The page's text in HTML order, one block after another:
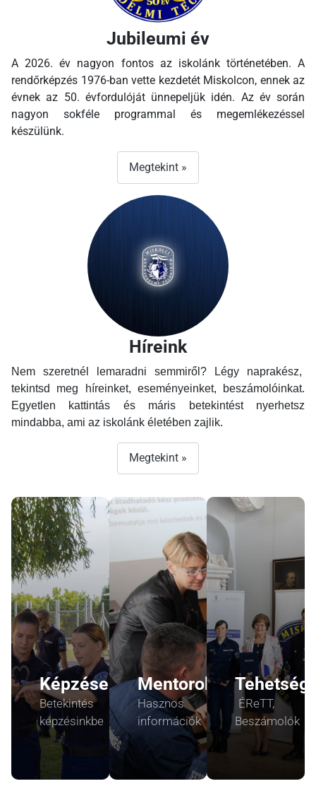
Jubileumi év
A 2026. év nagyon fontos az iskolánk történetében. A
rendőrképzés 1976-ban vette kezdetét Miskolcon, ennek az
évnek az 50. évfordulóját ünnepeljük idén. Az év során
nagyon sokféle programmal és megemlékezéssel
készülünk.
Megtekint »
Híreink
Nem szeretnél lemaradni semmiről? Légy naprakész,
tekintsd meg híreinket, eseményeinket, beszámolóinkat.
Egyetlen kattintás és máris betekintést nyerhetsz
mindabba, ami az iskolánk életében zajlik.
Megtekint »
Képzéseink
Betekintés
képzésinkbe
Mentoroknak
Hasznos
információk
ÉReTT,
Beszámolók